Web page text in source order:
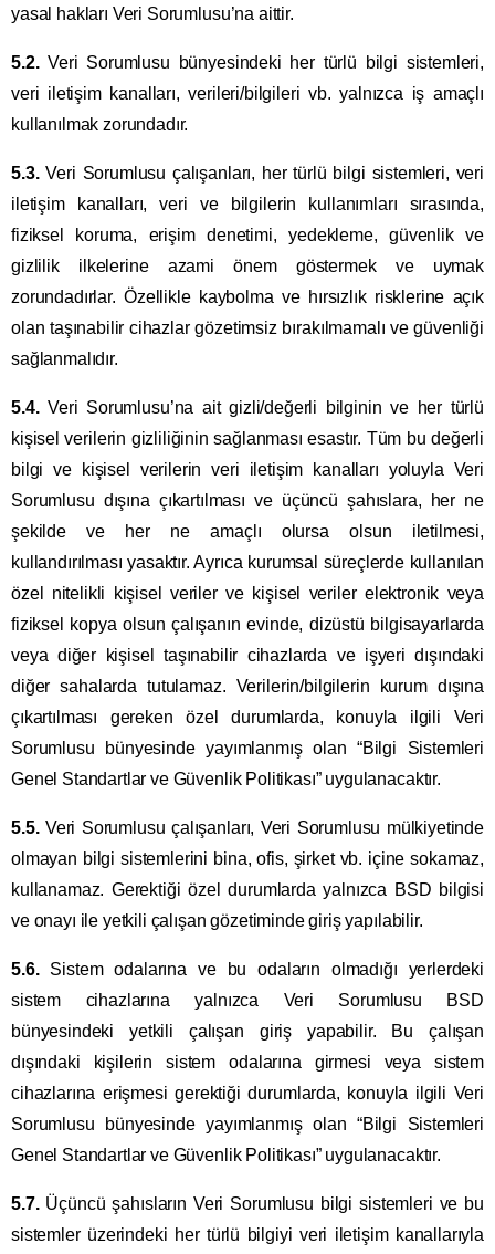
yasal hakları Veri Sorumlusu’na aittir.
5.2.Veri Sorumlusu bünyesindeki her türlü bilgi sistemleri,
veri iletişim kanalları, verileri/bilgileri vb. yalnızca iş amaçlı
kullanılmak zorundadır.
5.3.Veri Sorumlusu çalışanları, her türlü bilgi sistemleri, veri
iletişim kanalları, veri ve bilgilerin kullanımları sırasında,
fiziksel koruma, erişim denetimi, yedekleme, güvenlik ve
gizlilik ilkelerine azami önem göstermek ve uymak
zorundadırlar. Özellikle kaybolma ve hırsızlık risklerine açık
olan taşınabilir cihazlar gözetimsiz bırakılmamalı ve güvenliği
sağlanmalıdır.
5.4.Veri Sorumlusu’na ait gizli/değerli bilginin ve her türlü
kişisel verilerin gizliliğinin sağlanması esastır. Tüm bu değerli
bilgi ve kişisel verilerin veri iletişim kanalları yoluyla Veri
Sorumlusu dışına çıkartılması ve üçüncü şahıslara, her ne
şekilde ve her ne amaçlı olursa olsun iletilmesi,
kullandırılması yasaktır. Ayrıca kurumsal süreçlerde kullanılan
özel nitelikli kişisel veriler ve kişisel veriler elektronik veya
fiziksel kopya olsun çalışanın evinde, dizüstü bilgisayarlarda
veya diğer kişisel taşınabilir cihazlarda ve işyeri dışındaki
diğer sahalarda tutulamaz. Verilerin/bilgilerin kurum dışına
çıkartılması gereken özel durumlarda, konuyla ilgili Veri
Sorumlusu bünyesinde yayımlanmış olan “Bilgi Sistemleri
Genel Standartlar ve Güvenlik Politikası” uygulanacaktır.
5.5.Veri Sorumlusu çalışanları, Veri Sorumlusu mülkiyetinde
olmayan bilgi sistemlerini bina, ofis, şirket vb. içine sokamaz,
kullanamaz. Gerektiği özel durumlarda yalnızca BSD bilgisi
ve onayı ile yetkili çalışan gözetiminde giriş yapılabilir.
5.6.Sistem odalarına ve bu odaların olmadığı yerlerdeki
sistem cihazlarına yalnızca Veri Sorumlusu BSD
bünyesindeki yetkili çalışan giriş yapabilir. Bu çalışan
dışındaki kişilerin sistem odalarına girmesi veya sistem
cihazlarına erişmesi gerektiği durumlarda, konuyla ilgili Veri
Sorumlusu bünyesinde yayımlanmış olan “Bilgi Sistemleri
Genel Standartlar ve Güvenlik Politikası” uygulanacaktır.
5.7.Üçüncü şahısların Veri Sorumlusu bilgi sistemleri ve bu
sistemler üzerindeki her türlü bilgiyi veri iletişim kanallarıyla